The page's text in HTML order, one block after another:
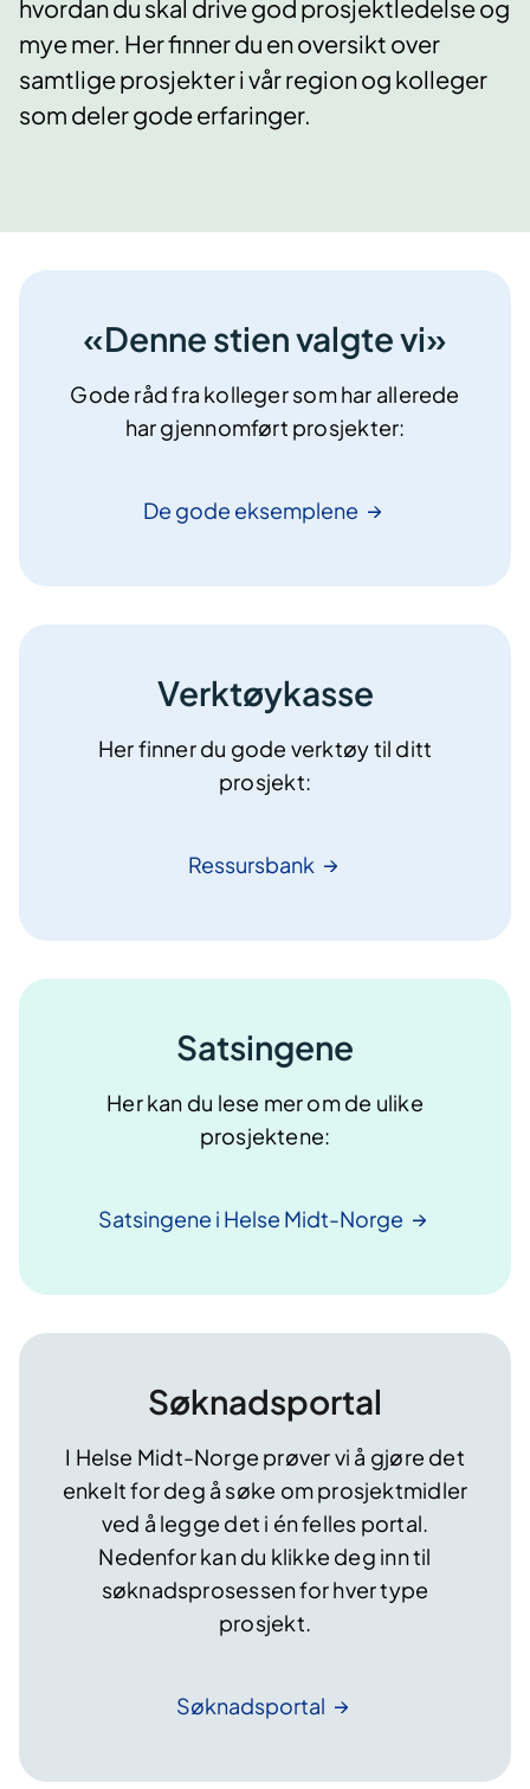
hvordan du skal drive god prosjektledelse og
mye mer. Her finner du en oversikt over
samtlige prosjekter i vår region og kolleger
som deler gode erfaringer.
«Denne stien valgte vi»
Gode råd fra kolleger som har allerede
har gjennomført prosjekter:
De gode eksemplene
Verktøykasse
Her finner du gode verktøy til ditt
prosjekt:
Ressursbank
Satsingene
Her kan du lese mer om de ulike
prosjektene:
Satsingene i Helse Midt-Norge
Søknadsportal
I Helse Midt-Norge prøver vi å gjøre det
enkelt for deg å søke om prosjektmidler
ved å legge det i én felles portal.
Nedenfor kan du klikke deg inn til
søknadsprosessen for hver type
prosjekt.
Søknadsportal